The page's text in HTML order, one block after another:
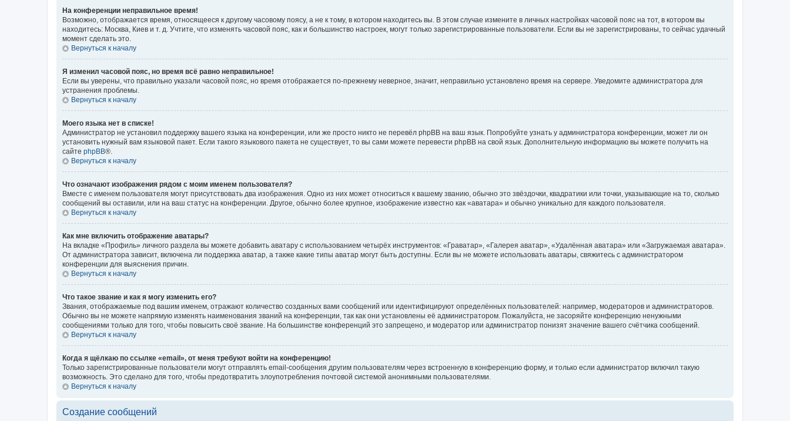
На конференции неправильное время!
Возможно, отображается время, относящееся к другому часовому поясу, а не к тому, в котором находитесь вы. В этом случае измените в личных настройках часовой пояс на тот, в котором вы
находитесь: Москва, Киев и т. д. Учтите, что изменять часовой пояс, как и большинство настроек, могут только зарегистрированные пользователи. Если вы не зарегистрированы, то сейчас удачный
момент сделать это.
Вернуться к началу
Я изменил часовой пояс, но время всё равно неправильное!
Если вы уверены, что правильно указали часовой пояс, но время отображается по-прежнему неверное, значит, неправильно установлено время на сервере. Уведомите администратора для
устранения проблемы.
Вернуться к началу
Моего языка нет в списке!
Администратор не установил поддержку вашего языка на конференции, или же просто никто не перевёл phpBB на ваш язык. Попробуйте узнать у администратора конференции, может ли он
установить нужный вам языковой пакет. Если такого языкового пакета не существует, то вы сами можете перевести phpBB на свой язык. Дополнительную информацию вы можете получить на
сайте phpBB®.
Вернуться к началу
Что означают изображения рядом с моим именем пользователя?
Вместе с именем пользователя могут присутствовать два изображения. Одно из них может относиться к вашему званию, обычно это звёздочки, квадратики или точки, указывающие на то, сколько
сообщений вы оставили, или на ваш статус на конференции. Другое, обычно более крупное, изображение известно как «аватара» и обычно уникально для каждого пользователя.
Вернуться к началу
Как мне включить отображение аватары?
На вкладке «Профиль» личного раздела вы можете добавить аватару с использованием четырёх инструментов: «Граватар», «Галерея аватар», «Удалённая аватара» или «Загружаемая аватара».
От администратора зависит, включена ли поддержка аватар, а также какие типы аватар могут быть доступны. Если вы не можете использовать аватары, свяжитесь с администратором
конференции для выяснения причин.
Вернуться к началу
Что такое звание и как я могу изменить его?
Звания, отображаемые под вашим именем, отражают количество созданных вами сообщений или идентифицируют определённых пользователей: например, модераторов и администраторов.
Обычно вы не можете напрямую изменять наименования званий на конференции, так как они установлены её администратором. Пожалуйста, не засоряйте конференцию ненужными
сообщениями только для того, чтобы повысить своё звание. На большинстве конференций это запрещено, и модератор или администратор понизят значение вашего счётчика сообщений.
Вернуться к началу
Когда я щёлкаю по ссылке «email», от меня требуют войти на конференцию!
Только зарегистрированные пользователи могут отправлять email-сообщения другим пользователям через встроенную в конференцию форму, и только если администратор включил такую
возможность. Это сделано для того, чтобы предотвратить злоупотребления почтовой системой анонимными пользователями.
Вернуться к началу
Создание сообщений